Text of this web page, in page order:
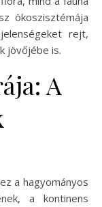
ökoszisztémája
rejt,
jövőjébe is.
A
a hagyományos
a kontinens